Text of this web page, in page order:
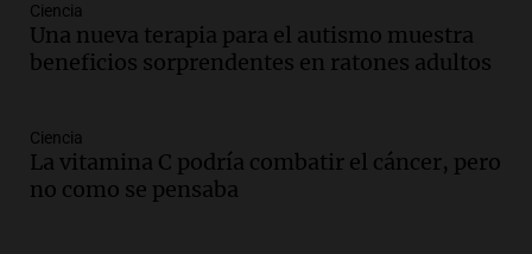
Episodios
Audio. Los Tekis presentaron
"Cordillera y Mar" y llenaron de
Juntos
Episodios
Audio.La Expo La Bulaye 2026
Ciencia
Una nueva terapia para el autismo muestra
beneficios sorprendentes en ratones adultos
Ciencia
La vitamina C podría combatir el cáncer, pero
no como se pensaba